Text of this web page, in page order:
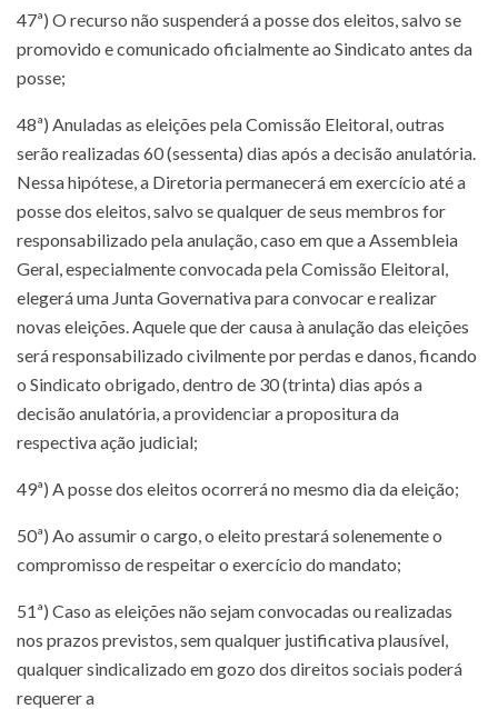
47ª) O recurso não suspenderá a posse dos eleitos, salvo se
promovido e comunicado oficialmente ao Sindicato antes da
posse;
48ª) Anuladas as eleições pela Comissão Eleitoral, outras
serão realizadas 60 (sessenta) dias após a decisão anulatória.
Nessa hipótese, a Diretoria permanecerá em exercício até a
posse dos eleitos, salvo se qualquer de seus membros for
responsabilizado pela anulação, caso em que a Assembleia
Geral, especialmente convocada pela Comissão Eleitoral,
elegerá uma Junta Governativa para convocar e realizar
novas eleições. Aquele que der causa à anulação das eleições
será responsabilizado civilmente por perdas e danos, ficando
o Sindicato obrigado, dentro de 30 (trinta) dias após a
decisão anulatória, a providenciar a propositura da
respectiva ação judicial;
49ª) A posse dos eleitos ocorrerá no mesmo dia da eleição;
50ª) Ao assumir o cargo, o eleito prestará solenemente o
compromisso de respeitar o exercício do mandato;
51ª) Caso as eleições não sejam convocadas ou realizadas
nos prazos previstos, sem qualquer justificativa plausível,
qualquer sindicalizado em gozo dos direitos sociais poderá
requerer a